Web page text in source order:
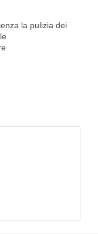
la pulizia dei